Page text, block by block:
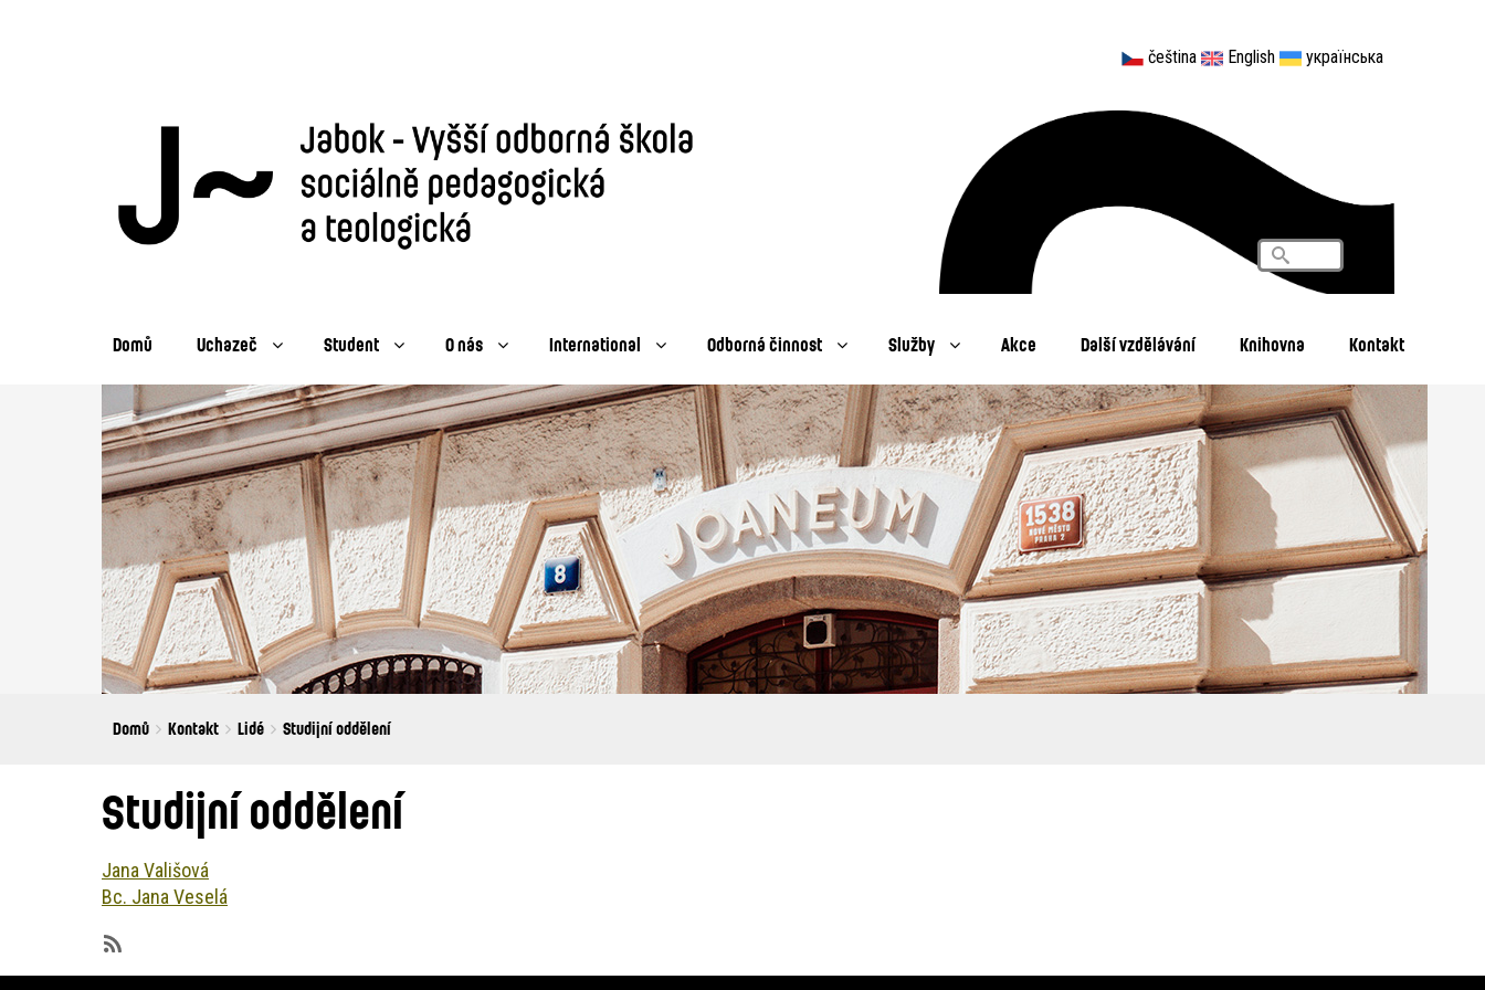
čeština English українська
Vyhledávání
Search
Domů Uchazeč Student O nás International Odborná činnost Služby Akce Další vzdělávání Knihovna Kontakt
Breadcrumbs
You
Domů Kontakt Lidé Studijní oddělení
Studijní oddělení
Jana Vališová
Bc. Jana Veselá
SubscribeSubscribe